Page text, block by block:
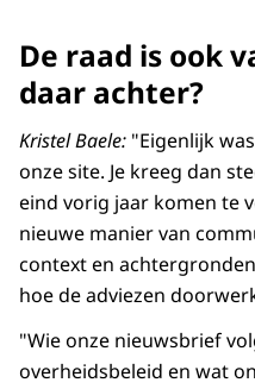
De raad is ook
daar achter?
Kristel Baele: "Eigenlijk
onze site. Je kreeg dan
eind vorig jaar komen te
nieuwe manier van
context en
hoe de adviezen
"Wie onze nieuwsbrief
overheidsbeleid en wat